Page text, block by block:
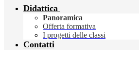
Didattica
Panoramica
Offerta formativa
I progetti delle classi
Contatti